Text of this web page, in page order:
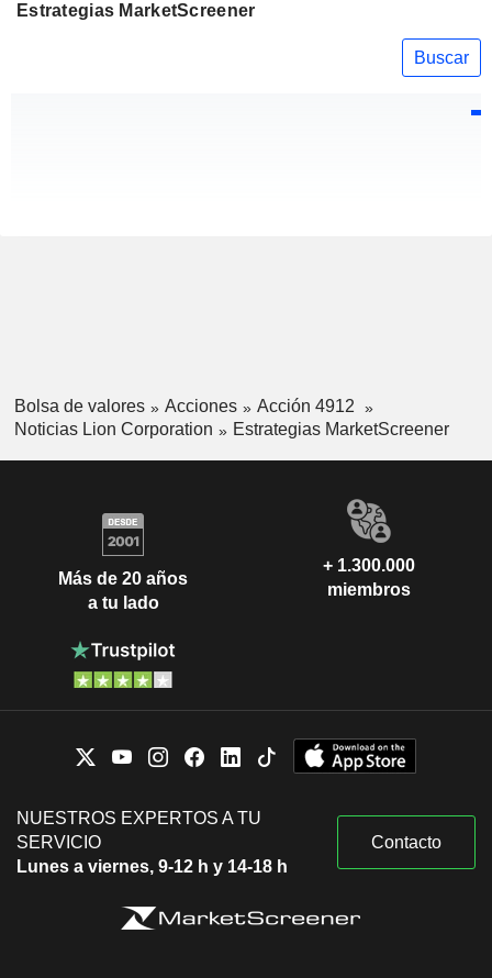
Estrategias MarketScreener
Buscar
Bolsa de valores Acciones
Acción 4912
Noticias Lion Corporation
Estrategias MarketScreener
Más de 20 años
a tu lado
+ 1.300.000
miembros
NUESTROS EXPERTOS A TU
SERVICIO
Lunes a viernes, 9-12 h y 14-18 h
Contacto